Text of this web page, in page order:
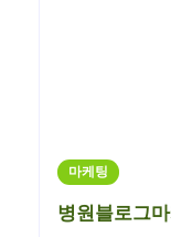
마케팅
병원블로그